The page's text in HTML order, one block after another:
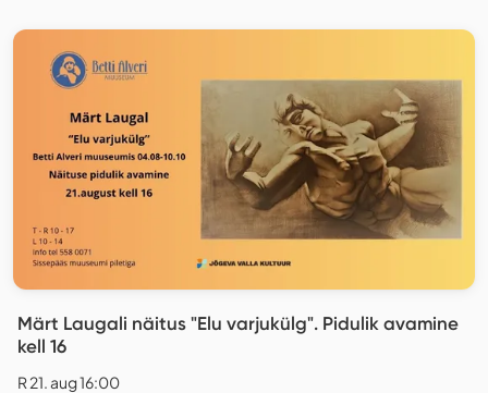
Märt Laugali näitus "Elu varjukülg". Pidulik avamine
kell 16
R 21. aug 16:00